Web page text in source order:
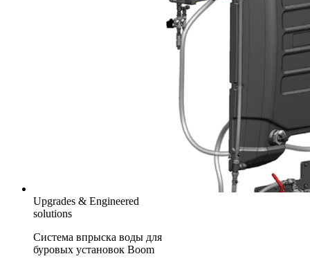
Upgrades & Engineered
solutions
Система впрыска воды для
буровых установок Boom